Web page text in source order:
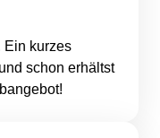
Ein kurzes
schon erhältst